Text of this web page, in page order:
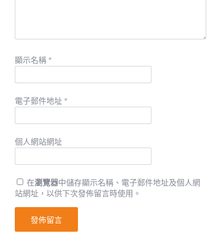
顯示名稱 *
電子郵件地址 *
個人網站網址
在瀏覽器中儲存顯示名稱、電子郵件地址及個人網
站網址，以供下次發佈留言時使用。